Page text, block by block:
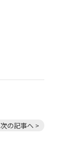
次の記事へ >